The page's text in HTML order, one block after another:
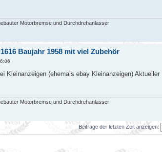
Motorbremse und Durchdrehanlasser
Baujahr 1958 mit viel Zubehör
Kleinanzeigen (ehemals ebay Kleinanzeigen)
Motorbremse und Durchdrehanlasser
Beiträge der letzten Zeit anzeigen: